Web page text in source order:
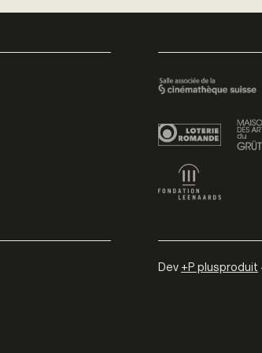
Dev +P plusproduit